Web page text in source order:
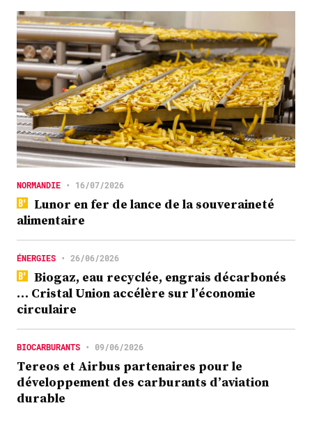
NORMANDIE • 16/07/2026
Lunor en fer de lance de la souveraineté
alimentaire
ÉNERGIES • 26/06/2026
Biogaz, eau recyclée, engrais décarbonés
… Cristal Union accélère sur l’économie
circulaire
BIOCARBURANTS • 09/06/2026
Tereos et Airbus partenaires pour le
développement des carburants d’aviation
durable